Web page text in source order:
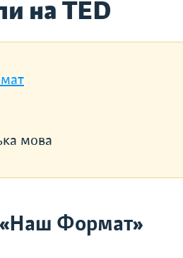
на TED
мова
Формат»